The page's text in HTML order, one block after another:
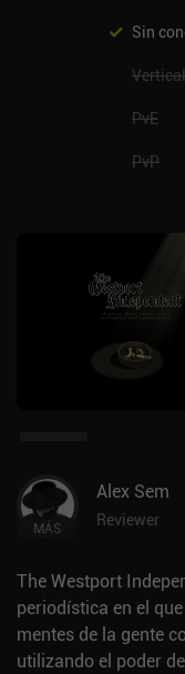
Sin
Vertical
PvE
PvP
MÁS
Alex Sem
Reviewer
The Westport
periodística en el
mentes de la gente
utilizando el poder